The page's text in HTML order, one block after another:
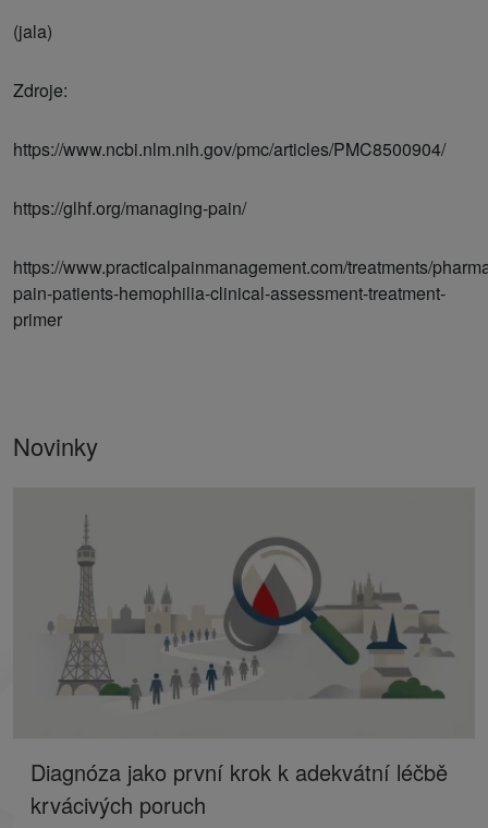
(jala)
Zdroje:
https://www.ncbi.nlm.nih.gov/pmc/articles/PMC8500904/
https://glhf.org/managing-pain/
https://www.practicalpainmanagement.com/treatments/
pain-patients-hemophilia-clinical-assessment-treatment-
primer
Novinky
Diagnóza jako první krok k adekvátní léčbě
krvácivých poruch